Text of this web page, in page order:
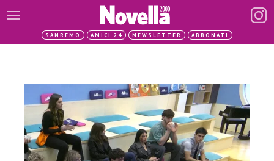
SANREMO AMICI 24 NEWSLETTER ABBONATI